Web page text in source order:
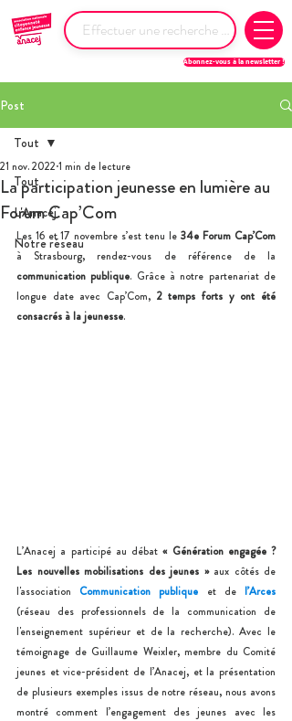
Abonnez-vous à la newsletter !
Post
Tout
L'Anacej
Notre réseau
Tout
La participation jeunesse en lumière au
Forum Cap’Com
21 nov. 2022 1 min de lecture
Les 16 et 17 novembre s’est tenu le 34e Forum Cap’Com
communication publique. Grâce à notre partenariat de
longue date avec Cap’Com, 2 temps forts y ont été
consacrés à la jeunesse.
L’Anacej a participé au débat « Génération engagée ?
Les nouvelles mobilisations des jeunes » aux côtés de
l'association Communication publique et de l’Arces
(réseau des professionnels de la communication de
l'enseignement supérieur et de la recherche). Avec le
témoignage de Guillaume Weixler, membre du Comité
jeunes et vice-président de l’Anacej, et la présentation
de plusieurs exemples issus de notre réseau, nous avons
montré comment l’engagement des jeunes avec les